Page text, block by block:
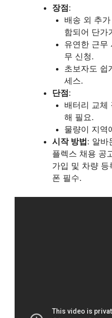
장점 :
배송 외 추
함되어 단가
유연한 근무
무 신청.
초보자도 쉽
세스.
단점 :
배터리 교체
해 필요.
물량이 지역
시작 방법 : 알바
플렉스 채용 공
가입 및 차량
폰 필수.